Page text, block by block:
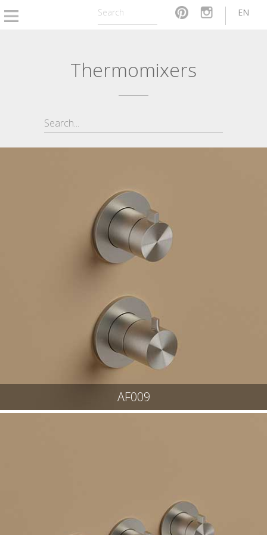
EN
Thermomixers
AF009